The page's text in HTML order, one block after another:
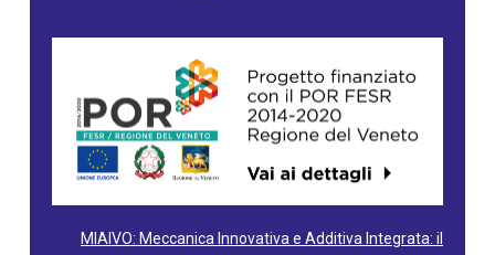
MIAIVO: Meccanica Innovativa e Additiva Integrata: il